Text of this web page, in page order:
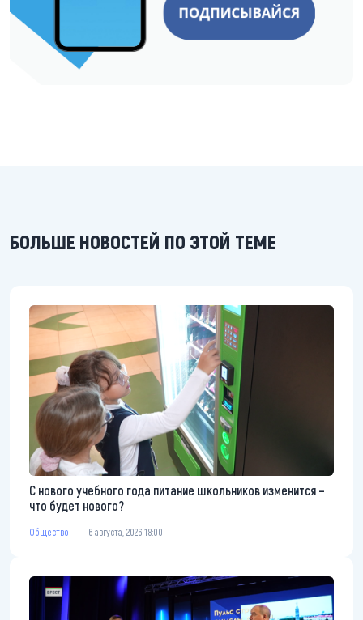
БОЛЬШЕ НОВОСТЕЙ ПО ЭТОЙ ТЕМЕ
С нового учебного года питание школьников изменится –
что будет нового?
Общество 6 августа, 2026 18:00